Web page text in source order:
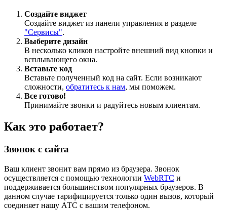
Создайте виджет
Создайте виджет из панели управления в разделе
"Сервисы".
Выберите дизайн
В несколько кликов настройте внешний вид кнопки и
всплывающего окна.
Вставьте код
Вставьте полученный код на сайт. Если возникают
сложности, обратитесь к нам, мы поможем.
Все готово!
Принимайте звонки и радуйтесь новым клиентам.
Как это работает?
Звонок с сайта
Ваш клиент звонит вам прямо из браузера. Звонок
осуществляется с помощью технологии WebRTC и
поддерживается большинством популярных браузеров. В
данном случае тарифицируется только один вызов, который
соединяет нашу АТС с вашим телефоном.